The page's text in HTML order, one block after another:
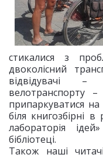
стикалися з
двоколісний
відвідувачі –
велотранспорту
припаркуватися
біля книгозбірні
лабораторія
бібліотеці.
Також наші